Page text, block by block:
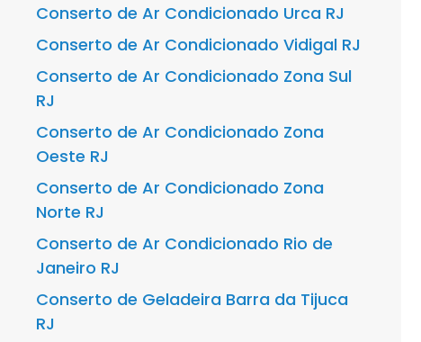
Conserto de Ar Condicionado Urca RJ
Conserto de Ar Condicionado Vidigal RJ
Conserto de Ar Condicionado Zona Sul
RJ
Conserto de Ar Condicionado Zona
Oeste RJ
Conserto de Ar Condicionado Zona
Norte RJ
Conserto de Ar Condicionado Rio de
Janeiro RJ
Conserto de Geladeira Barra da Tijuca
RJ